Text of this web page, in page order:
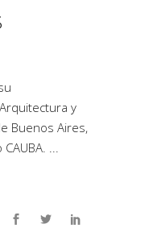
y
Buenos Aires,